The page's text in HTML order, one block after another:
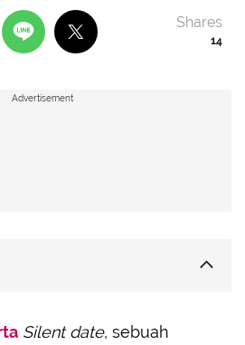
14
Shares
Advertisement
Silent date, sebuah